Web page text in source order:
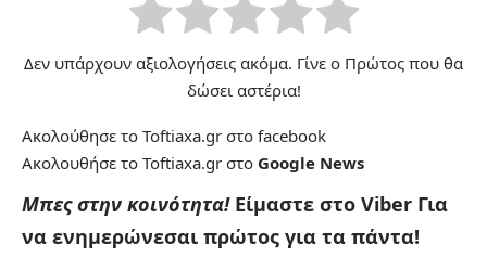
Δεν υπάρχουν αξιολογήσεις ακόμα. Γίνε ο Πρώτος που θα
δώσει αστέρια!
Ακολούθησε το Toftiaxa.gr στο facebook
Ακολουθήσε το Toftiaxa.gr στο Google News
Μπες στην κοινότητα! Είμαστε στο Viber Για
να ενημερώνεσαι πρώτος για τα πάντα!